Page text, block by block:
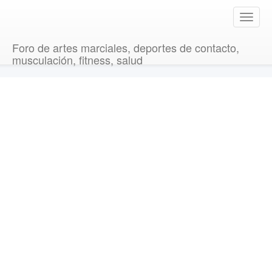
T
o
Foro de artes marciales, deportes de contacto,
musculación, fitness, salud